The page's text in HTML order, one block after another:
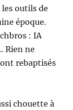
outils de
époque.
: IA
Rien ne
rebaptisés
chouette à